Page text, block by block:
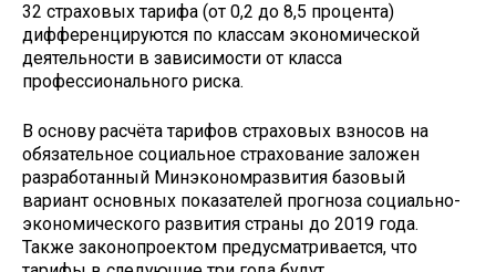
32 страховых тарифа (от 0,2 до 8,5 процента)
дифференцируются по классам экономической
деятельности в зависимости от класса
профессионального риска.
В основу расчёта тарифов страховых взносов на
обязательное социальное страхование заложен
разработанный Минэкономразвития базовый
вариант основных показателей прогноза социально-
экономического развития страны до 2019 года.
Также законопроектом предусматривается, что